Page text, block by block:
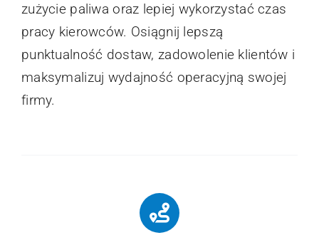
zużycie paliwa oraz lepiej wykorzystać czas
pracy kierowców. Osiągnij lepszą
punktualność dostaw, zadowolenie klientów i
maksymalizuj wydajność operacyjną swojej
firmy.